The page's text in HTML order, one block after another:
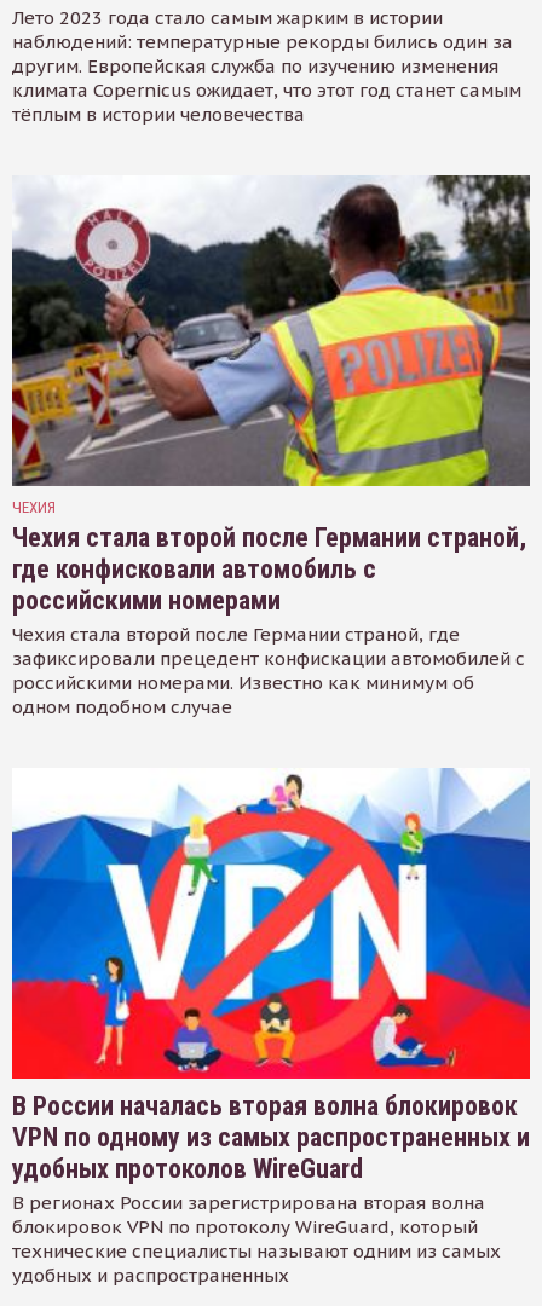
Лето 2023 года стало самым жарким в истории
наблюдений: температурные рекорды бились один за
другим. Европейская служба по изучению изменения
климата Copernicus ожидает, что этот год станет самым
тёплым в истории человечества
ЧЕХИЯ
Чехия стала второй после Германии страной,
где конфисковали автомобиль с
российскими номерами
Чехия стала второй после Германии страной, где
зафиксировали прецедент конфискации автомобилей с
российскими номерами. Известно как минимум об
одном подобном случае
В России началась вторая волна блокировок
VPN по одному из самых распространенных и
удобных протоколов WireGuard
В регионах России зарегистрирована вторая волна
блокировок VPN по протоколу WireGuard, который
технические специалисты называют одним из самых
удобных и распространенных